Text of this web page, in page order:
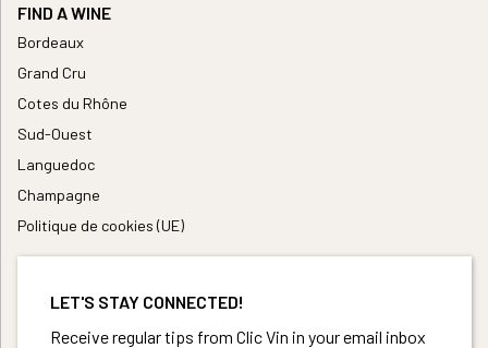
FIND A WINE
Bordeaux
Grand Cru
Cotes du Rhône
Sud-Ouest
Languedoc
Champagne
Politique de cookies (UE)
LET'S STAY CONNECTED!
Receive regular tips from Clic Vin in your email inbox